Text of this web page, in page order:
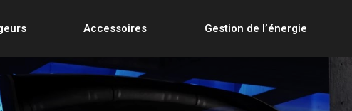
Accessoires Gestion de l’énergie